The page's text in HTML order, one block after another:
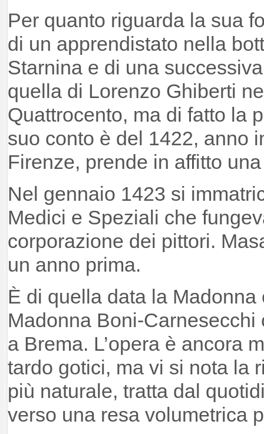
Per quanto riguarda la sua
di un apprendistato nella
Starnina e di una
quella di Lorenzo Ghiberti
Quattrocento, ma di fatto la
suo conto è del 1422, anno
Firenze, prende in affitto
Nel gennaio 1423 si
Medici e Speziali che
corporazione dei pittori.
un anno prima.
È di quella data la Madonna
Madonna Boni-
a Brema. L’opera è ancora
tardo gotici, ma vi si nota la
più naturale, tratta dal
verso una resa volumetrica